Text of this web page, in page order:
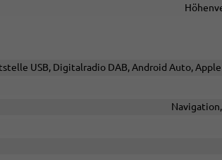
USB, Digitalradio DAB, Android Auto, Apple